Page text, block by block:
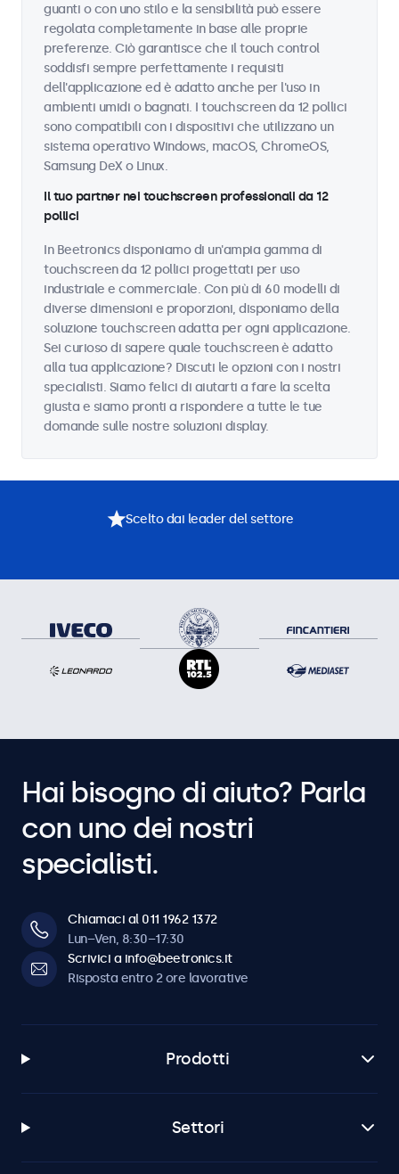
guanti o con uno stilo e la sensibilità può essere
regolata completamente in base alle proprie
preferenze. Ciò garantisce che il touch control
soddisfi sempre perfettamente i requisiti
dell'applicazione ed è adatto anche per l'uso in
ambienti umidi o bagnati. I touchscreen da 12 pollici
sono compatibili con i dispositivi che utilizzano un
sistema operativo Windows, macOS, ChromeOS,
Samsung DeX o Linux.
Il tuo partner nei touchscreen professionali da 12
pollici
In Beetronics disponiamo di un'ampia gamma di
touchscreen da 12 pollici progettati per uso
industriale e commerciale. Con più di 60 modelli di
diverse dimensioni e proporzioni, disponiamo della
soluzione touchscreen adatta per ogni applicazione.
Sei curioso di sapere quale touchscreen è adatto
alla tua applicazione? Discuti le opzioni con i nostri
specialisti. Siamo felici di aiutarti a fare la scelta
giusta e siamo pronti a rispondere a tutte le tue
domande sulle nostre soluzioni display.
Scelto dai leader del settore
Hai bisogno di aiuto? Parla
con uno dei nostri
specialisti.
Chiamaci al 011 1962 1372
Lun–Ven, 8:30–17:30
Scrivici a info@beetronics.it
Risposta entro 2 ore lavorative
Prodotti
Settori